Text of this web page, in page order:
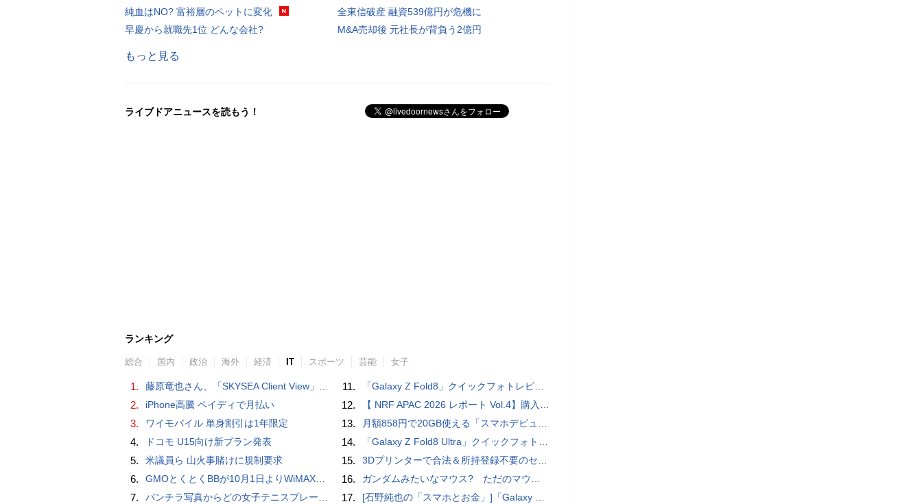
純血はNO? 富裕層のペットに変化
早慶から就職先1位 どんな会社?
全東信破産 融資539億円が危機に
M&A売却後 元社長が背負う2億円
もっと見る
ライブドアニュースを読もう！
ランキング
総合 国内 政治 海外 経済 IT スポーツ 芸能 女子
1. 藤原竜也さん、「SKYSEA Client View」新CMで「AI労務改善」をアピール 働き方をAIが分析したら「すぐに休んで」と言われる？
2. iPhone高騰 ペイディで月払い
3. ワイモバイル 単身割引は1年限定
4. ドコモ U15向け新プラン発表
5. 米議員ら 山火事賭けに規制要求
6. GMOとくとくBBが10月1日よりWiMAXなど月額605円値上げ！全6種の重要変更を徹底解説
7. パンチラ写真からどの女子テニスプレーヤーのものなのか当てるクイズ「Tennis Upskirts」
11. 「Galaxy Z Fold8」クイックフォトレビュー
12. 【 NRF APAC 2026 レポート Vol.4】購入の瞬間に眠る価値 Transaction Momentとリテールの次の成長戦略
13. 月額858円で20GB使える「スマホデビュープラン U15」ドコモが提供、ahamoも割引になる親子割も
14. 「Galaxy Z Fold8 Ultra」クイックフォトレビュー
15. 3Dプリンターで合法＆所持登録不要のセミオートマチック銃を自作、発砲試験にも成功した猛者が登場
16. ガンダムみたいなマウス? ただのマウスとは違うのだよ1944通りの形状に変更できる驚異のマウス
17. [石野純也の「スマホとお金」]「Galaxy Z Fold7／Flip7」発表、注目したいソフトバンクの価格攻勢